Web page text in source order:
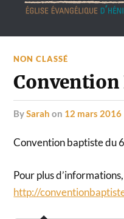
NON CLASSÉ
Convention
bySarah on 12 mars 2016
Convention baptiste du
Pour plus
http://